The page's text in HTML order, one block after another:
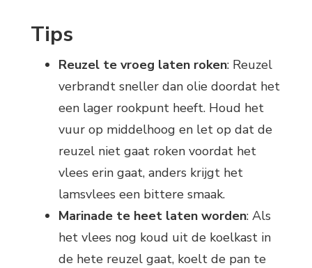
Tips
Reuzel te vroeg laten roken: Reuzel
verbrandt sneller dan olie doordat het
een lager rookpunt heeft. Houd het
vuur op middelhoog en let op dat de
reuzel niet gaat roken voordat het
vlees erin gaat, anders krijgt het
lamsvlees een bittere smaak.
Marinade te heet laten worden: Als
het vlees nog koud uit de koelkast in
de hete reuzel gaat, koelt de pan te